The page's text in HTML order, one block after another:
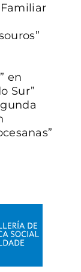
en
Sur”